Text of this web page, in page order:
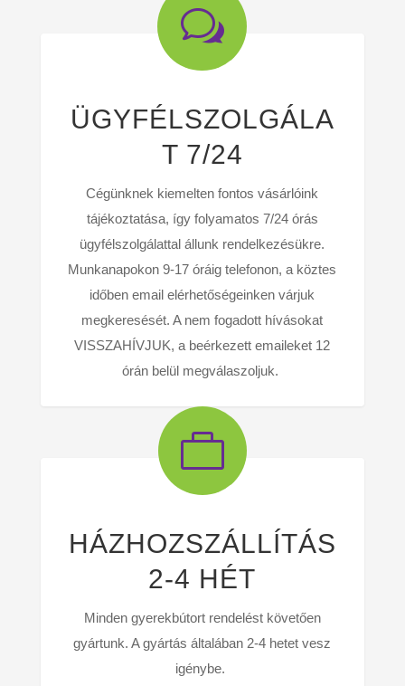
w
ÜGYFÉLSZOLGÁLA
T 7/24
Cégünknek kiemelten fontos vásárlóink
tájékoztatása, így folyamatos 7/24 órás
ügyfélszolgálattal állunk rendelkezésükre.
Munkanapokon 9-17 óráig telefonon, a köztes
időben email elérhetőségeinken várjuk
megkeresését. A nem fogadott hívásokat
VISSZAHÍVJUK, a beérkezett emaileket 12
órán belül megválaszoljuk.

HÁZHOZSZÁLLÍTÁS
2-4 HÉT
Minden gyerekbútort rendelést követően
gyártunk. A gyártás általában 2-4 hetet vesz
igénybe.